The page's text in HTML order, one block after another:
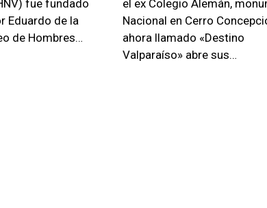
fue fundado
Eduardo de la
de Hombres…
el ex Colegio Alemán,
Nacional en Cerro
ahora llamado «Destino
Valparaíso» abre sus…